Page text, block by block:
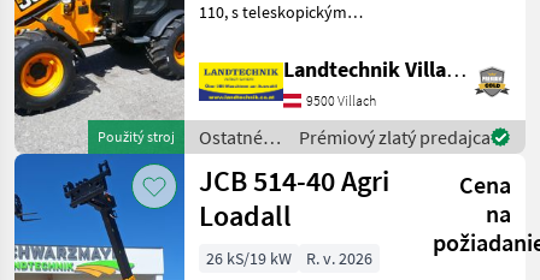
Použitý stroj
110, s teleskopickým
hydraulickým aretovaním
náradia, 3. okruhom,
hydraulickým tlumenie
kmitania,
elektroproporcioná
Landtechnik Villach GmbH
9500 Villach
Ostatné
poľnohospodárske
silové
stroje /
JCB
Prémiový zlatý predajca
JCB 514-40 Agri
Loadall
Cena
na
26 kS/19 kW
R. v. 2026